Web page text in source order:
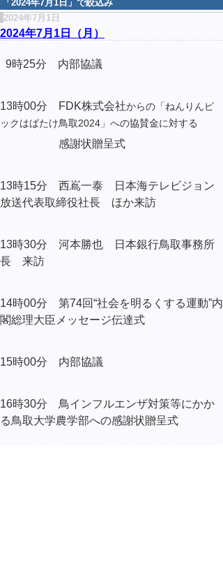
「 2024年7月1日 」で絞込み
2024年7月1日
2024年7月1日（月）
9時25分 内部協議
13時00分 FDK株式会社からの「ねんりんピ
ックはばたけ鳥取2024」への協賛金に対する
感謝状贈呈式
13時15分 西嶌一泰
日本海テレビジョン
放送代表取締役社長 ほか来訪
13時30分 河本勝也 日本銀行鳥取事務所
長 来訪
14時00分 第74回“社会を明るくする運動”内
閣総理大臣メッセージ伝達式
15時00分 内部協議
16時30分 鳥インフルエンザ対策等にかか
る鳥取大学農学部への感謝状贈呈式